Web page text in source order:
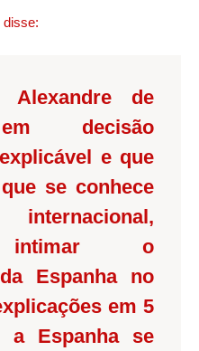
disse:
Alexandre de
decisão
e que
se conhece
intimar o
Espanha no
em 5
a Espanha se